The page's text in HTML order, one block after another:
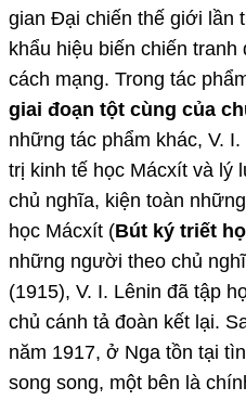
gian Đại chiến thế giới lần
khẩu hiệu biến chiến tranh
cách mạng. Trong tác
giai đoạn tột cùng của
những tác phẩm khác, V.
trị kinh tế học Mácxít và lý
chủ nghĩa, kiện toàn
học Mácxít (Bút ký triết
những người theo chủ
(1915), V. I. Lênin đã tập
chủ cánh tả đoàn kết lại.
năm 1917, ở Nga tồn tại
song song, một bên là